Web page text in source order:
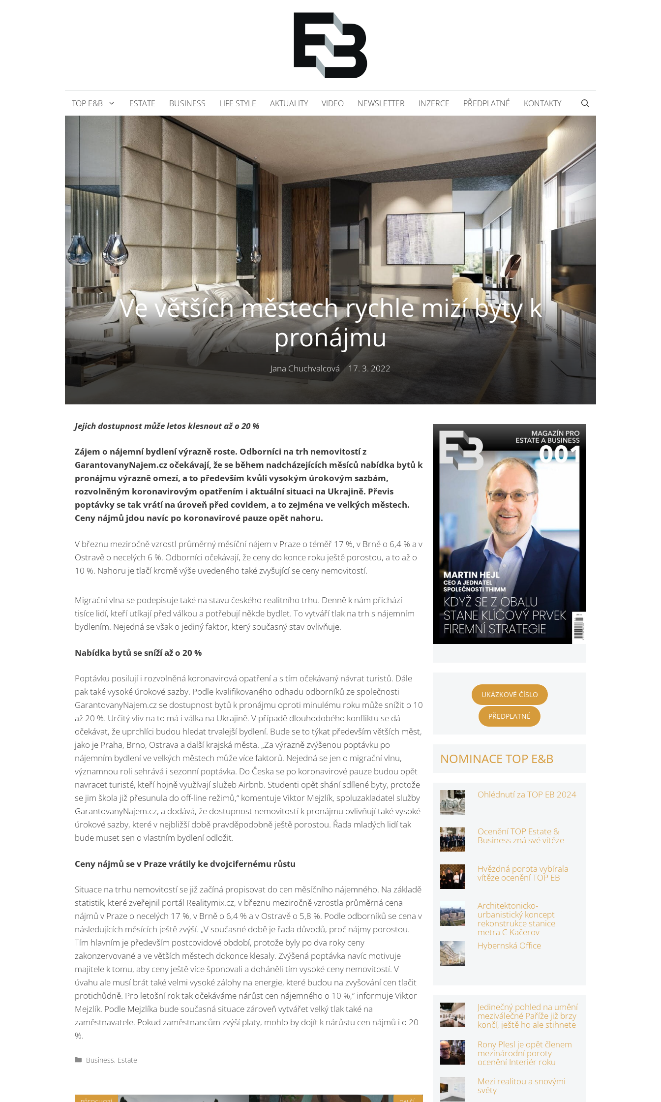
TOP E&B ESTATE BUSINESS LIFE STYLE AKTUALITY VIDEO NEWSLETTER INZERCE PŘEDPLATNÉ KONTAKTY
Ve větších městech rychle mizí byty k
pronájmu
Jana Chuchvalcová |17. 3. 2022
Jejich dostupnost může letos klesnout až o 20 %
Zájem o nájemní bydlení výrazně roste. Odborníci na trh nemovitostí z
GarantovanyNajem.cz očekávají, že se během nadcházejících měsíců nabídka bytů k
pronájmu výrazně omezí, a to především kvůli vysokým úrokovým sazbám,
rozvolněným koronavirovým opatřením i aktuální situaci na Ukrajině. Převis
poptávky se tak vrátí na úroveň před covidem, a to zejména ve velkých městech.
Ceny nájmů jdou navíc po koronavirové pauze opět nahoru.
V březnu meziročně vzrostl průměrný měsíční nájem v Praze o téměř 17 %, v Brně o 6,4 % a v
Ostravě o necelých 6 %. Odborníci očekávají, že ceny do konce roku ještě porostou, a to až o
10 %. Nahoru je tlačí kromě výše uvedeného také zvyšující se ceny nemovitostí.
Migrační vlna se podepisuje také na stavu českého realitního trhu. Denně k nám přichází
tisíce lidí, kteří utíkají před válkou a potřebují někde bydlet. To vytváří tlak na trh s nájemním
bydlením. Nejedná se však o jediný faktor, který současný stav ovlivňuje.
Nabídka bytů se sníží až o 20 %
Poptávku posilují i rozvolněná koronavirová opatření a s tím očekávaný návrat turistů. Dále
pak také vysoké úrokové sazby. Podle kvalifikovaného odhadu odborníků ze společnosti
GarantovanyNajem.cz se dostupnost bytů k pronájmu oproti minulému roku může snížit o 10
až 20 %. Určitý vliv na to má i válka na Ukrajině. V případě dlouhodobého konfliktu se dá
očekávat, že uprchlíci budou hledat trvalejší bydlení. Bude se to týkat především větších měst,
jako je Praha, Brno, Ostrava a další krajská města. „Za výrazně zvýšenou poptávku po
nájemním bydlení ve velkých městech může více faktorů. Nejedná se jen o migrační vlnu,
významnou roli sehrává i sezonní poptávka. Do Česka se po koronavirové pauze budou opět
navracet turisté, kteří hojně využívají služeb Airbnb. Studenti opět shání sdílené byty, protože
se jim škola již přesunula do off-line režimů,“ komentuje Viktor Mejzlík, spoluzakladatel služby
GarantovanyNajem.cz, a dodává, že dostupnost nemovitostí k pronájmu ovlivňují také vysoké
úrokové sazby, které v nejbližší době pravděpodobně ještě porostou. Řada mladých lidí tak
bude muset sen o vlastním bydlení odložit.
Ceny nájmů se v Praze vrátily ke dvojcifernému růstu
Situace na trhu nemovitostí se již začíná propisovat do cen měsíčního nájemného. Na základě
statistik, které zveřejnil portál Realitymix.cz, v březnu meziročně vzrostla průměrná cena
nájmů v Praze o necelých 17 %, v Brně o 6,4 % a v Ostravě o 5,8 %. Podle odborníků se cena v
následujících měsících ještě zvýší. „V současné době je řada důvodů, proč nájmy porostou.
Tím hlavním je především postcovidové období, protože byly po dva roky ceny
zakonzervované a ve větších městech dokonce klesaly. Zvýšená poptávka navíc motivuje
majitele k tomu, aby ceny ještě více šponovali a doháněli tím vysoké ceny nemovitostí. V
úvahu ale musí brát také velmi vysoké zálohy na energie, které budou na zvyšování cen tlačit
protichůdně. Pro letošní rok tak očekáváme nárůst cen nájemného o 10 %,“ informuje Viktor
Mejzlík. Podle Mejzlíka bude současná situace zároveň vytvářet velký tlak také na
zaměstnavatele. Pokud zaměstnancům zvýší platy, mohlo by dojít k nárůstu cen nájmů i o 20
%.
Rubriky
Business, Estate
UKÁZKOVÉ ČÍSLO
PŘEDPLATNÉ
NOMINACE TOP E&B
Ohlédnutí za TOP EB 2024
Ocenění TOP Estate &
Business zná své vítěze
Hvězdná porota vybírala
vítěze ocenění TOP EB
Architektonicko-
urbanistický koncept
rekonstrukce stanice
metra C Kačerov
Hybernská Office
Jedinečný pohled na umění
meziválečné Paříže již brzy
končí, ještě ho ale stihnete
Rony Plesl je opět členem
mezinárodní poroty
ocenění Interiér roku
Mezi realitou a snovými
světy